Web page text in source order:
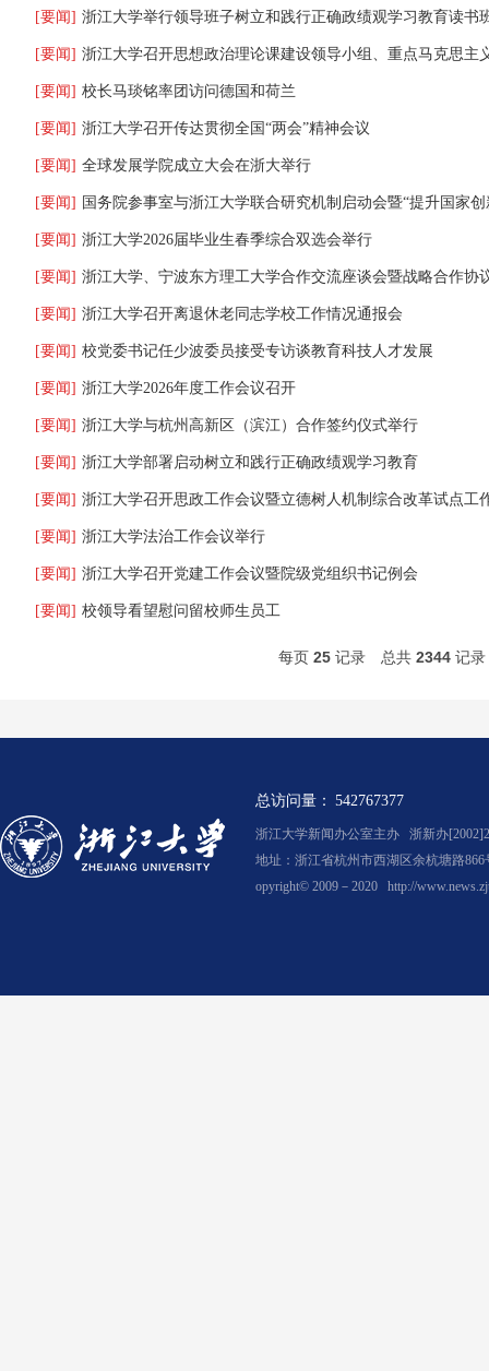
[要闻] 浙江大学举行领导班子树立和践行正确政绩观学习教育读书
[要闻] 浙江大学召开思想政治理论课建设领导小组、重点马克思主
[要闻] 校长马琰铭率团访问德国和荷兰
[要闻] 浙江大学召开传达贯彻全国“两会”精神会议
[要闻] 全球发展学院成立大会在浙大举行
[要闻] 国务院参事室与浙江大学联合研究机制启动会暨“提升国家创新体
[要闻] 浙江大学2026届毕业生春季综合双选会举行
[要闻] 浙江大学、宁波东方理工大学合作交流座谈会暨战略合作协
[要闻] 浙江大学召开离退休老同志学校工作情况通报会
[要闻] 校党委书记任少波委员接受专访谈教育科技人才发展
[要闻] 浙江大学2026年度工作会议召开
[要闻] 浙江大学与杭州高新区（滨江）合作签约仪式举行
[要闻] 浙江大学部署启动树立和践行正确政绩观学习教育
[要闻] 浙江大学召开思政工作会议暨立德树人机制综合改革试点工
[要闻] 浙江大学法治工作会议举行
[要闻] 浙江大学召开党建工作会议暨院级党组织书记例会
[要闻] 校领导看望慰问留校师生员工
每页 25 记录 总共 2344 记录
总访问量： 542767377
浙江大学新闻办公室主办 浙新办
地址：浙江省杭州市西湖区余杭塘路
opyright© 2009－2020 http://